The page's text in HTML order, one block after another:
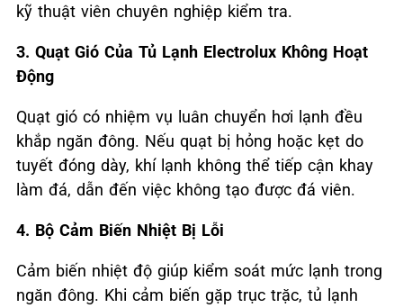
kỹ thuật viên chuyên nghiệp kiểm tra.
3. Quạt Gió Của Tủ Lạnh Electrolux Không Hoạt
Động
Quạt gió có nhiệm vụ luân chuyển hơi lạnh đều
khắp ngăn đông. Nếu quạt bị hỏng hoặc kẹt do
tuyết đóng dày, khí lạnh không thể tiếp cận khay
làm đá, dẫn đến việc không tạo được đá viên.
4. Bộ Cảm Biến Nhiệt Bị Lỗi
Cảm biến nhiệt độ giúp kiểm soát mức lạnh trong
ngăn đông. Khi cảm biến gặp trục trặc, tủ lạnh